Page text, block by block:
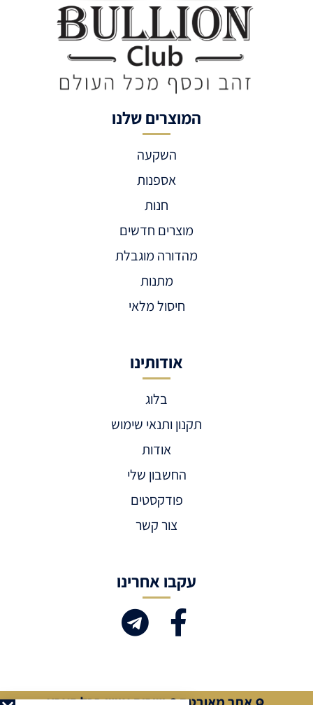
המוצרים שלנו
השקעה
אספנות
חנות
מוצרים חדשים
מהדורה מוגבלת
מתנות
חיסול מלאי
אודותינו
בלוג
תקנון ותנאי שימוש
אודות
החשבון שלי
פודקסטים
צור קשר
עקבו אחרינו